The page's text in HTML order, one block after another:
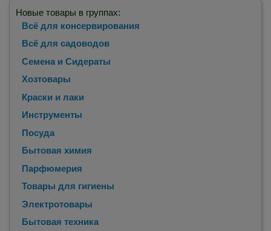
Новые товары в группах:
Всё для консервирования
Всё для садоводов
Семена и Сидераты
Хозтовары
Краски и лаки
Инструменты
Посуда
Бытовая химия
Парфюмерия
Товары для гигиены
Электротовары
Бытовая техника